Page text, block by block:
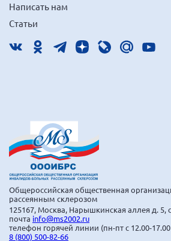
Написать нам
Статьи
Общероссийская общественная
рассеянным склерозом
125167, Москва, Нарышкинская аллея д. 5,
почта info@ms2002.ru
телефон горячей линии (пн-пт с 12.00-
8 (800) 500-82-66